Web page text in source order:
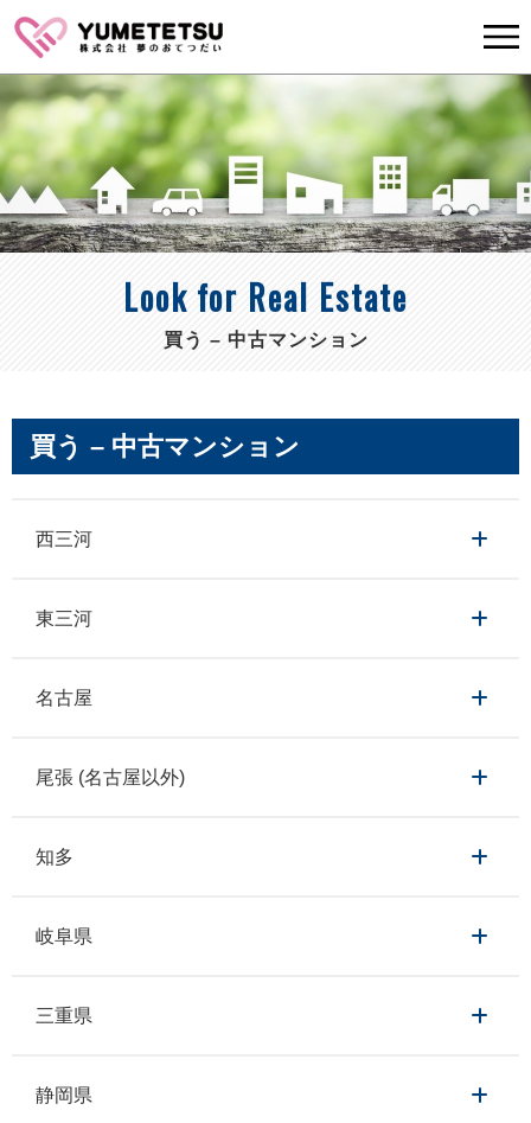
Look for Real Estate
買う – 中古マンション
買う – 中古マンション
西三河
東三河
名古屋
尾張 (名古屋以外)
知多
岐阜県
三重県
静岡県